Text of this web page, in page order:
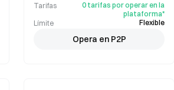
Tarifas
0 tarifas por operar en la
plataforma*
Límite
Flexible
Opera en P2P